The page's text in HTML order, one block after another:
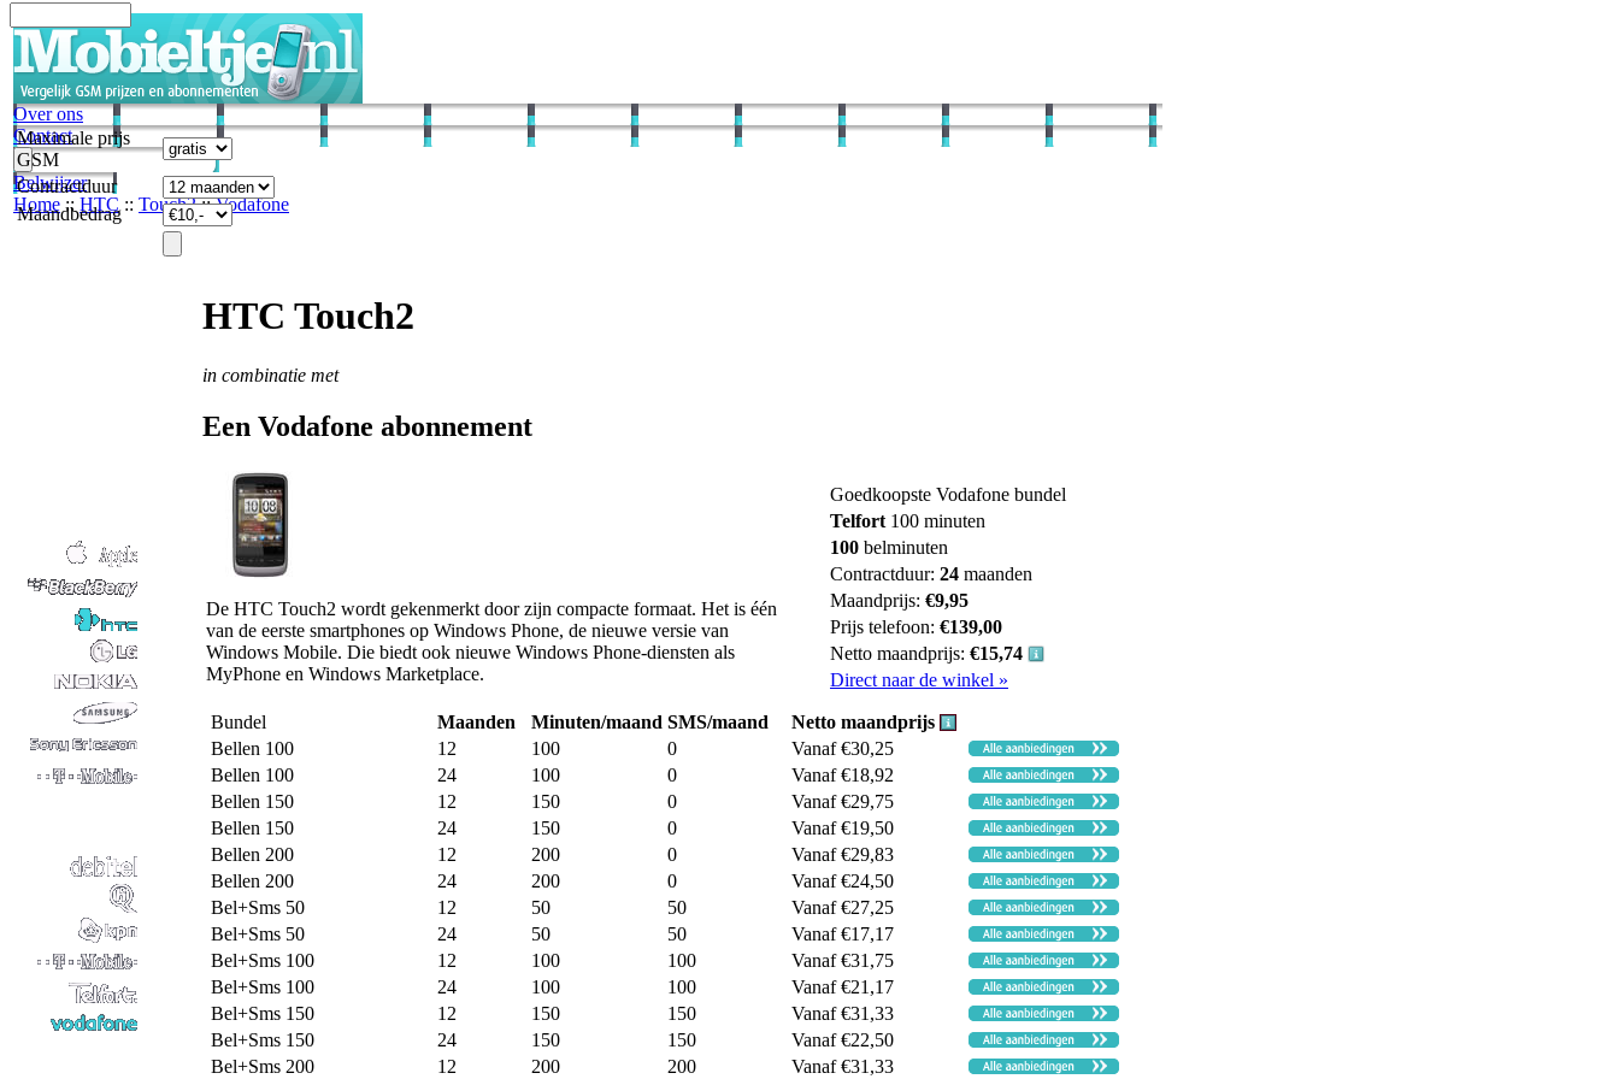
Over ons
Contact
Belwijzer
Home :: HTC :: Touch2::Vodafone
Maximale prijs
GSM
Contractduur
Maandbedrag
HTC Touch2
in combinatie met
Een Vodafone abonnement
De HTC Touch2 wordt gekenmerkt door zijn compacte formaat. Het is één
van de eerste smartphones op Windows Phone, de nieuwe versie van
Windows Mobile. Die biedt ook nieuwe Windows Phone-diensten als
MyPhone en Windows Marketplace.
Goedkoopste Vodafone bundel
Telfort 100 minuten
100 belminuten
Contractduur: 24 maanden
Maandprijs: €9,95
Prijs telefoon: €139,00
Netto maandprijs: €15,74
Direct naar de winkel »
Bundel Maanden Minuten/maand SMS/maand
Netto maandprijs
Bellen 100
12 100 0
Vanaf €30,25
Bellen 100
24 100 0
Vanaf €18,92
Bellen 150
12 150 0
Vanaf €29,75
Bellen 150
24 150 0
Vanaf €19,50
Bellen 200
12 200 0
Vanaf €29,83
Bellen 200
24 200 0
Vanaf €24,50
Bel+Sms 50
12 50 50
Vanaf €27,25
Bel+Sms 50
24 50 50
Vanaf €17,17
Bel+Sms 100
12 100 100
Vanaf €31,75
Bel+Sms 100
24 100 100
Vanaf €21,17
Bel+Sms 150
12 150 150
Vanaf €31,33
Bel+Sms 150
24 150 150
Vanaf €22,50
Bel+Sms 200
12 200 200 Vanaf €31,33